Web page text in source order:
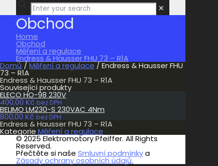
✕
Obchod
Home
Obchod
Měření a regulace
Endress & Hausser FHU 73 – R1A
Domů / Měření a regulace / Endress & Hausser FHU
73 – R1A
Endress & Hausser FHU 73 – R1A
Související produkty
ELECO HO-98 230V
400,00 Kč bez DPH
BELIMO LM230-S 230VAC 4Nm
800,00 Kč bez DPH
Endress & Hausser FHU 73 – R1A
Kategorie Měření a regulace
© 2025 Elektromotory Pfeiffer. All Rights
Reserved.
Přečtěte si naše Smluvní podmínkya
Zásady ochrany osobních údajů.